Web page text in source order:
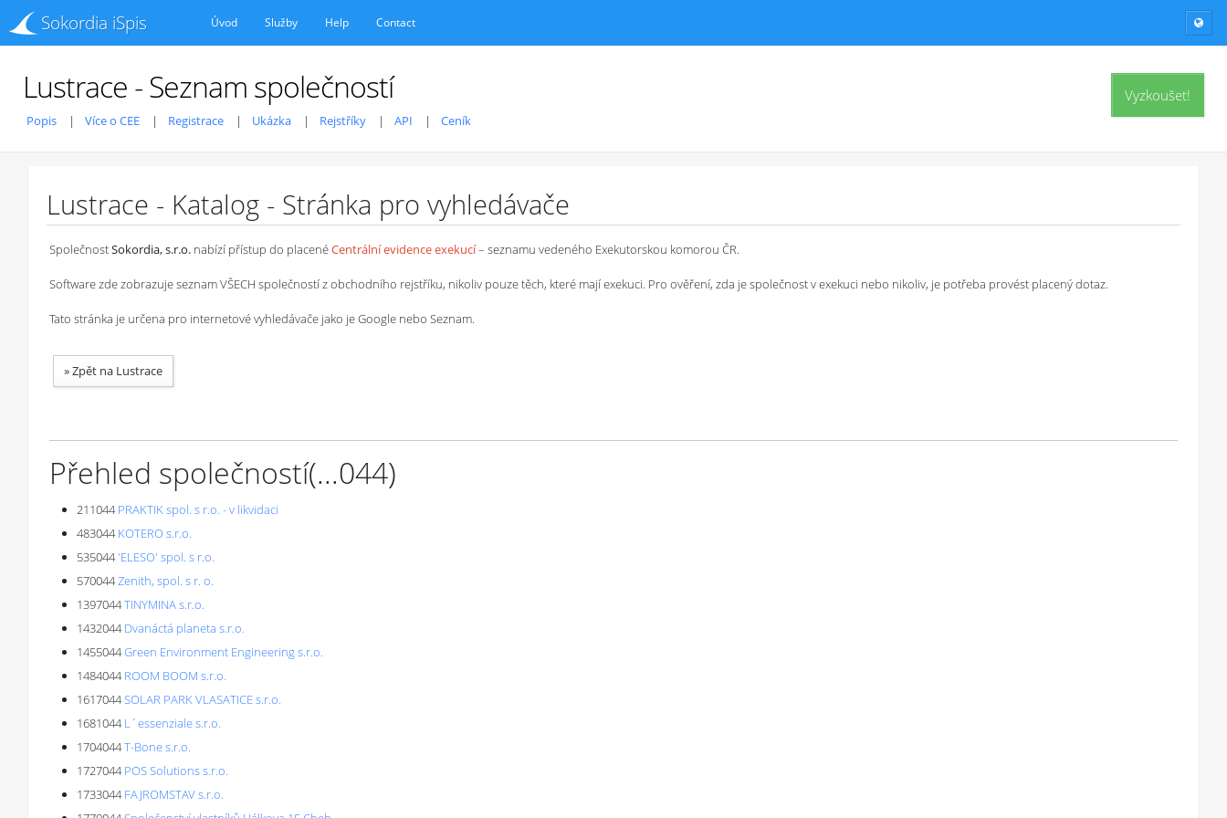
Sokordia iSpis Úvod Služby Help Contact
Vyzkoušet!
Lustrace - Seznam společností
Popis Více o CEE Registrace Ukázka Rejstříky API Ceník
Lustrace - Katalog - Stránka pro vyhledávače
SpolečnostSokordia, s.r.o. nabízí přístup do placenéCentrální evidence exekucí– seznamu vedeného Exekutorskou komorou ČR.
Software zde zobrazuje seznam VŠECH společností z obchodního rejstříku, nikoliv pouze těch, které mají exekuci. Pro ověření, zda je společnost v exekuci nebo nikoliv, je potřeba provést placený dotaz.
Tato stránka je určena pro internetové vyhledávače jako je Google nebo Seznam.
»Zpět na Lustrace
Přehled společností(...044)
211044 PRAKTIK spol. s r.o. - v likvidaci
483044 KOTERO s.r.o.
535044'ELESO' spol. s r.o.
570044Zenith, spol. s r. o.
1397044TINYMINA s.r.o.
1432044 Dvanáctá planeta s.r.o.
1455044Green Environment Engineering s.r.o.
1484044 ROOM BOOM s.r.o.
1617044SOLAR PARK VLASATICE s.r.o.
1681044 L´essenziale s.r.o.
1704044T-Bone s.r.o.
1727044 POS Solutions s.r.o.
1733044 FAJROMSTAV s.r.o.